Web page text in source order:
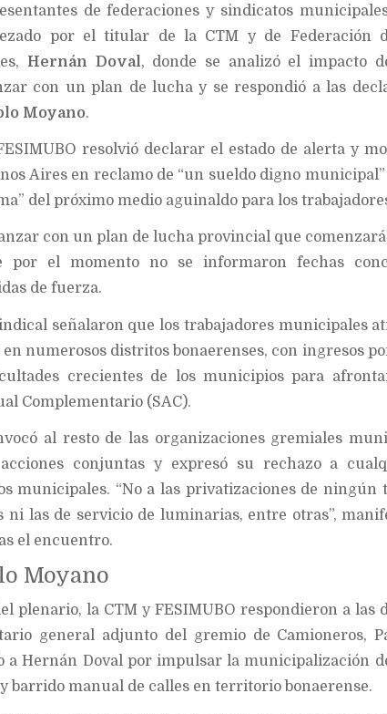
de federaciones y sindicatos
por el titular de la CTM y de Federación
Hernán Doval, donde se analizó el impacto
con un plan de lucha y se respondió a las
Moyano.
resolvió declarar el estado de alerta y
Aires en reclamo de “un sueldo digno
del próximo medio aguinaldo para los
con un plan de lucha provincial que
por el momento no se informaron fechas
de fuerza.
señalaron que los trabajadores municipales
numerosos distritos bonaerenses, con ingresos
crecientes de los municipios para
Complementario (SAC).
al resto de las organizaciones gremiales
conjuntas y expresó su rechazo a
municipales. “No a las privatizaciones de ningún
ni las de servicio de luminarias, entre otras”,
el encuentro.
Moyano
plenario, la CTM y FESIMUBO respondieron a las
general adjunto del gremio de Camioneros,
a Hernán Doval por impulsar la municipalización
barrido manual de calles en territorio bonaerense.